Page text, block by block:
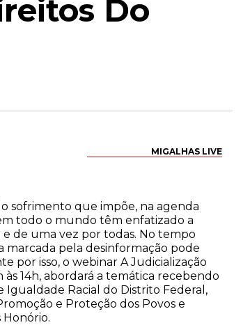
Do
MIGALHAS LIVE
sofrimento que impõe, na agenda
todo o mundo têm enfatizado a
de uma vez por todas. No tempo
marcada pela desinformação pode
por isso, o webinar A Judicialização
às 14h, abordará a temática recebendo
Igualdade Racial do Distrito Federal,
e Proteção dos Povos e